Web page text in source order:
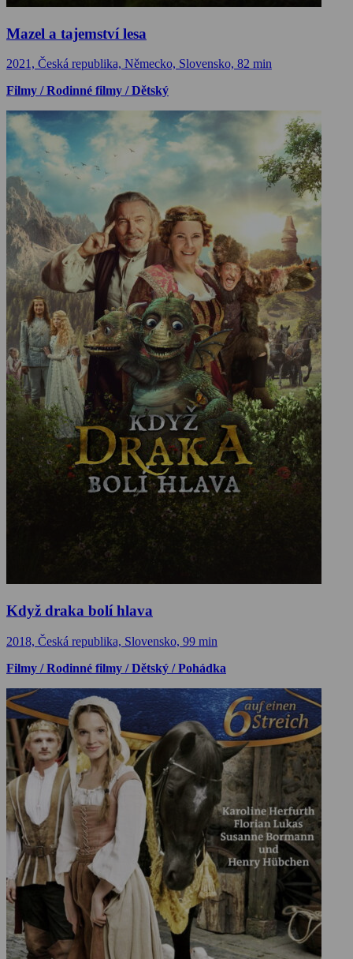
Mazel a tajemství lesa
2021, Česká republika, Německo, Slovensko, 82 min
Filmy / Rodinné filmy / Dětský
Když draka bolí hlava
2018, Česká republika, Slovensko, 99 min
Filmy / Rodinné filmy / Dětský / Pohádka